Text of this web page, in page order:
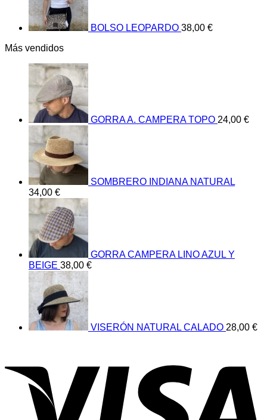
BOLSO LEOPARDO 38,00 €
Más vendidos
GORRA A. CAMPERA TOPO 24,00 €
SOMBRERO INDIANA NATURAL
34,00 €
GORRA CAMPERA LINO AZUL Y
BEIGE 38,00 €
VISERÓN NATURAL CALADO 28,00 €